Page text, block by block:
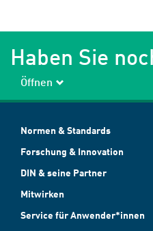
Haben Sie
Öffnen
Normen & Standards
Forschung & Innovation
DIN & seine Partner
Mitwirken
Service für Anwender*innen